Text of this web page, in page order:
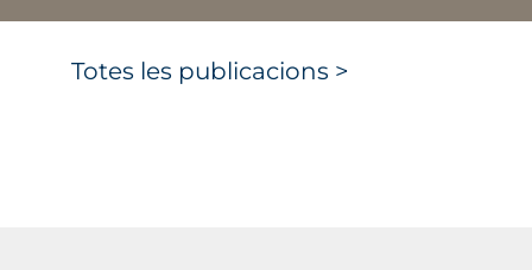
Totes les publicacions >